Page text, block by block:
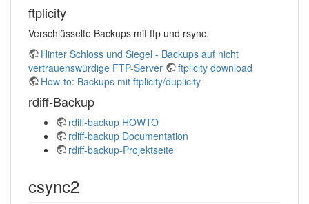
ftplicity
Verschlüsselte Backups mit ftp und rsync.
Hinter Schloss und Siegel - Backups auf nicht
vertrauenswürdige FTP-Server
ftplicity download
How-to: Backups mit ftplicity/duplicity
rdiff-Backup
rdiff-backup HOWTO
rdiff-backup Documentation
rdiff-backup-Projektseite
csync2